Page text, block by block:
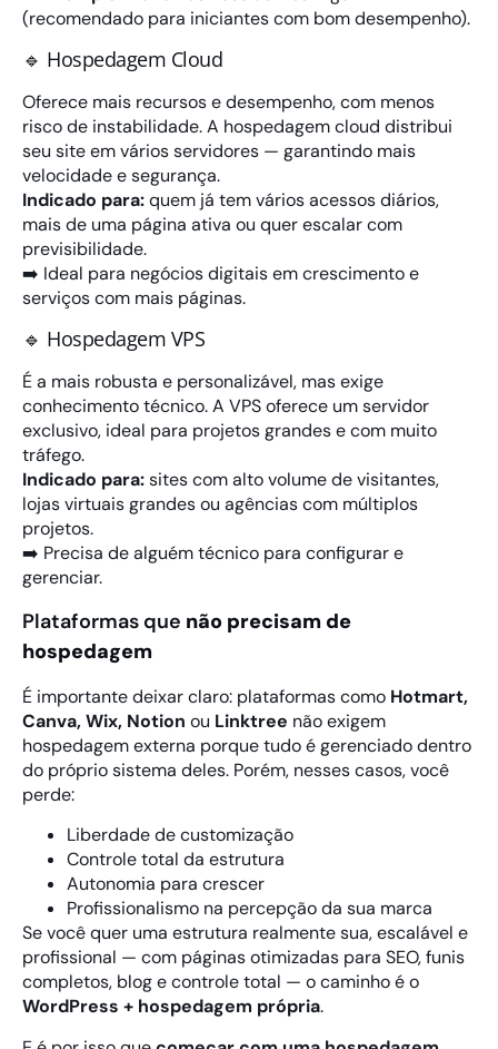
(recomendado para iniciantes com bom desempenho).
🔹 Hospedagem Cloud
Oferece mais recursos e desempenho, com menos
risco de instabilidade. A hospedagem cloud distribui
seu site em vários servidores — garantindo mais
velocidade e segurança.
Indicado para:quem já tem vários acessos diários,
mais de uma página ativa ou quer escalar com
previsibilidade.
➡️ Ideal para negócios digitais em crescimento e
serviços com mais páginas.
🔹 Hospedagem VPS
É a mais robusta e personalizável, mas exige
conhecimento técnico. A VPS oferece um servidor
exclusivo, ideal para projetos grandes e com muito
tráfego.
Indicado para:sites com alto volume de visitantes,
lojas virtuais grandes ou agências com múltiplos
projetos.
➡️ Precisa de alguém técnico para configurar e
gerenciar.
Plataformas que não precisam de
hospedagem
É importante deixar claro: plataformas como Hotmart,
Canva, Wix, Notion ou Linktree não exigem
hospedagem externa porque tudo é gerenciado dentro
do próprio sistema deles. Porém, nesses casos, você
perde:
Liberdade de customização
Controle total da estrutura
Autonomia para crescer
Profissionalismo na percepção da sua marca
Se você quer uma estrutura realmente sua, escalável e
profissional — com páginas otimizadas para SEO, funis
completos, blog e controle total — o caminho é o
WordPress + hospedagem própria.